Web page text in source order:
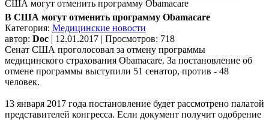
США могут отменить программу Obamacare
В США могут отменить программу Obamacare
Категория: Медицинские новости
автор: Doc | 12.01.2017 | Просмотров: 718
Сенат США проголосовал за отмену программы
медицинского страхования Obamacare. За постановление об
отмене программы выступили 51 сенатор, против - 48
человек.
13 января 2017 года постановление будет рассмотрено палатой
представителей конгресса. Если документ получит одобрение